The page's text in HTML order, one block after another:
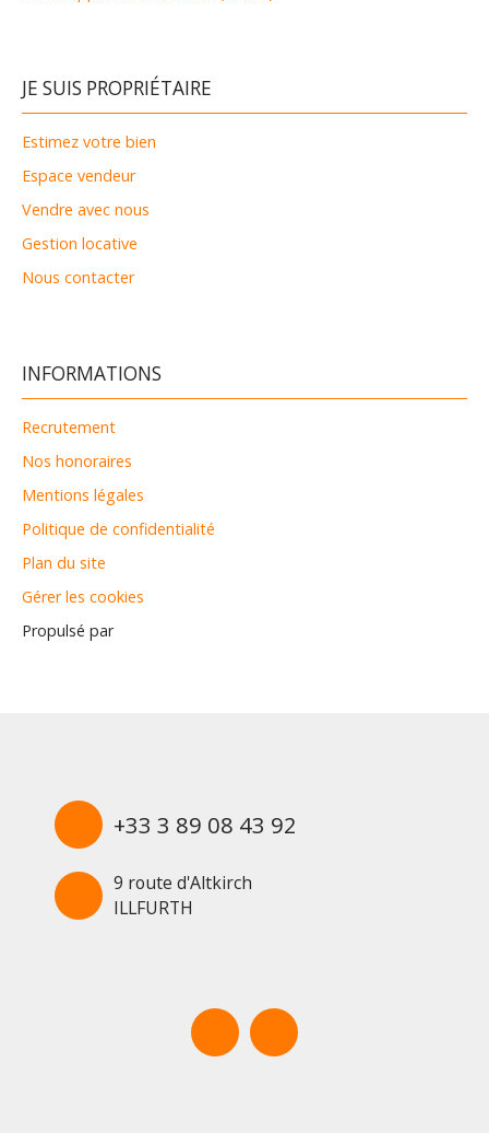
JE SUIS PROPRIÉTAIRE
Estimez votre bien
Espace vendeur
Vendre avec nous
Gestion locative
Nous contacter
INFORMATIONS
Recrutement
Nos honoraires
Mentions légales
Politique de confidentialité
Plan du site
Gérer les cookies
Propulsé par
+33 3 89 08 43 92
9 route d'Altkirch
ILLFURTH